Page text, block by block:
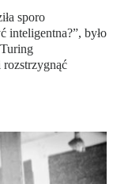
sporo
inteligentna?”, było
rozstrzygnąć